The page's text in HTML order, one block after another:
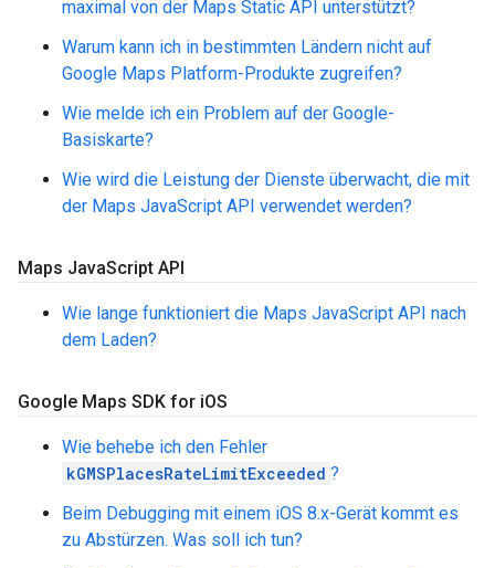
maximal von der Maps Static API unterstützt?
Warum kann ich in bestimmten Ländern nicht auf
Google Maps Platform-Produkte zugreifen?
Wie melde ich ein Problem auf der Google-
Basiskarte?
Wie wird die Leistung der Dienste überwacht, die mit
der Maps JavaScript API verwendet werden?
Maps JavaScript API
Wie lange funktioniert die Maps JavaScript API nach
dem Laden?
Google Maps SDK for iOS
Wie behebe ich den Fehler
kGMSPlacesRateLimitExceeded ?
Beim Debugging mit einem iOS 8.x-Gerät kommt es
zu Abstürzen. Was soll ich tun?